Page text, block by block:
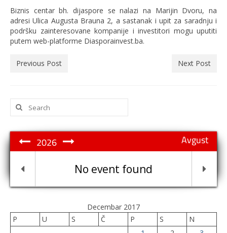
Biznis centar bh. dijaspore se nalazi na Marijin Dvoru, na
adresi Ulica Augusta Brauna 2, a sastanak i upit za saradnju i
podršku zainteresovane kompanije i investitori mogu uputiti
putem web-platforme Diasporainvest.ba.
Previous Post Next Post
Search
for:
Avgust
2026
No event found
Decembar 2017
P
U S Č P S
N